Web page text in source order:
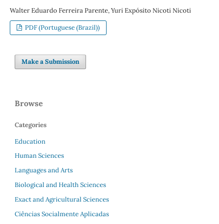
Walter Eduardo Ferreira Parente, Yuri Expósito Nicoti Nicoti
PDF (Portuguese (Brazil))
Make a Submission
Browse
Categories
Education
Human Sciences
Languages and Arts
Biological and Health Sciences
Exact and Agricultural Sciences
Ciências Socialmente Aplicadas